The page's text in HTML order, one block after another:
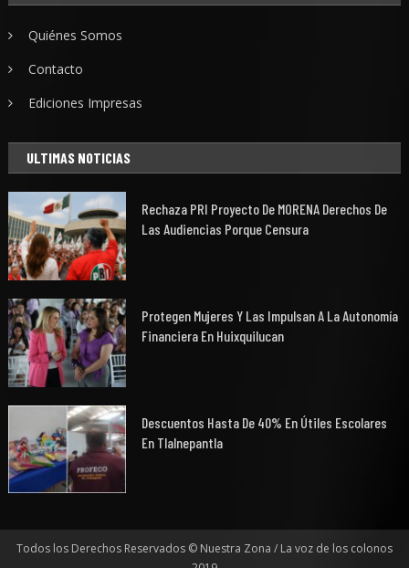
Quiénes Somos
Contacto
Ediciones Impresas
ULTIMAS NOTICIAS
Rechaza PRI Proyecto De MORENA Derechos De
Las Audiencias Porque Censura
Protegen Mujeres Y Las Impulsan A La Autonomía
Financiera En Huixquilucan
Descuentos Hasta De 40% En Útiles Escolares
En Tlalnepantla
Todos los Derechos Reservados © Nuestra Zona / La voz de los colonos